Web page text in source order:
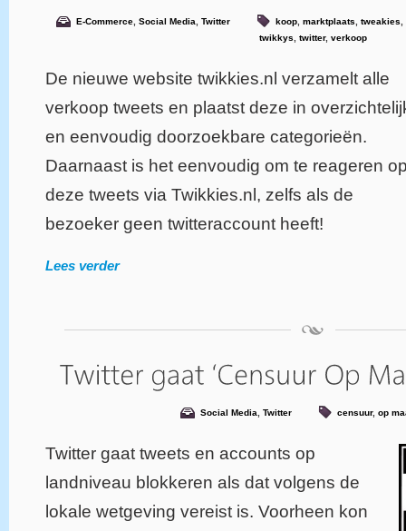
E-Commerce, Social Media Twitter koop, marktplaats tweakies
twikkys
twitter, verkoop
De nieuwe website twikkies.nl verzamelt alle
verkoop tweets en plaatst deze in
en eenvoudig doorzoekbare categorieën.
Daarnaast is het eenvoudig om te reageren
deze tweets via Twikkies.nl, zelfs als de
bezoeker geen twitteraccount heeft!
Lees verder
Social Media Twitter censuur, op
Twitter gaat tweets en accounts op
landniveau blokkeren als dat volgens de
lokale wetgeving vereist is. Voorheen kon